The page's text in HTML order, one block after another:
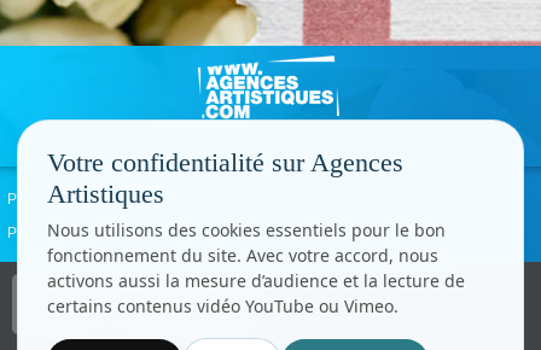
Politique de confidentialité
Paramètres cookies
Copyright © CC.Comunication
Tous droits réservés
Votre confidentialité sur Agences
Artistiques
Nous utilisons des cookies essentiels pour le bon
fonctionnement du site. Avec votre accord, nous
activons aussi la mesure d’audience et la lecture de
certains contenus vidéo YouTube ou Vimeo.